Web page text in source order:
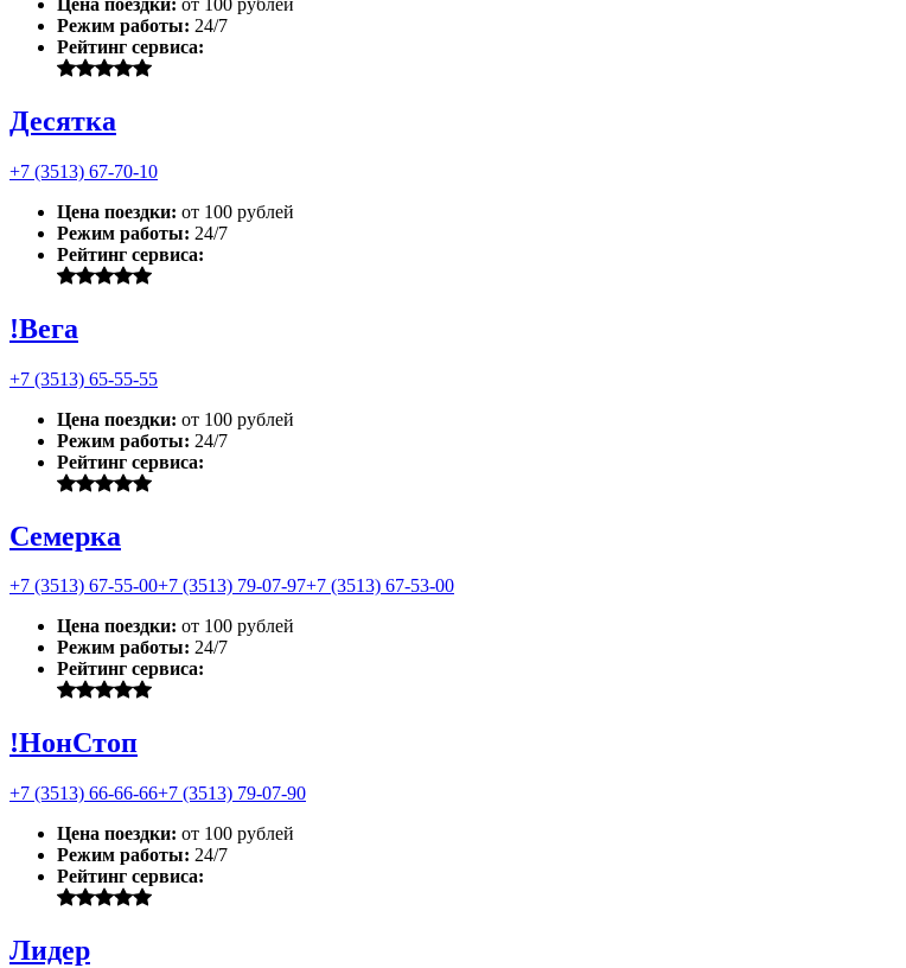
Цена поездки: от 100 рублей
Режим работы: 24/7
Рейтинг сервиса:
Десятка
+7 (3513) 67-70-10
Цена поездки: от 100 рублей
Режим работы: 24/7
Рейтинг сервиса:
!Вега
+7 (3513) 65-55-55
Цена поездки: от 100 рублей
Режим работы: 24/7
Рейтинг сервиса:
Семерка
+7 (3513) 67-55-00+7 (3513) 79-07-97+7 (3513) 67-53-00
Цена поездки: от 100 рублей
Режим работы: 24/7
Рейтинг сервиса:
!НонСтоп
+7 (3513) 66-66-66+7 (3513) 79-07-90
Цена поездки: от 100 рублей
Режим работы: 24/7
Рейтинг сервиса:
Лидер